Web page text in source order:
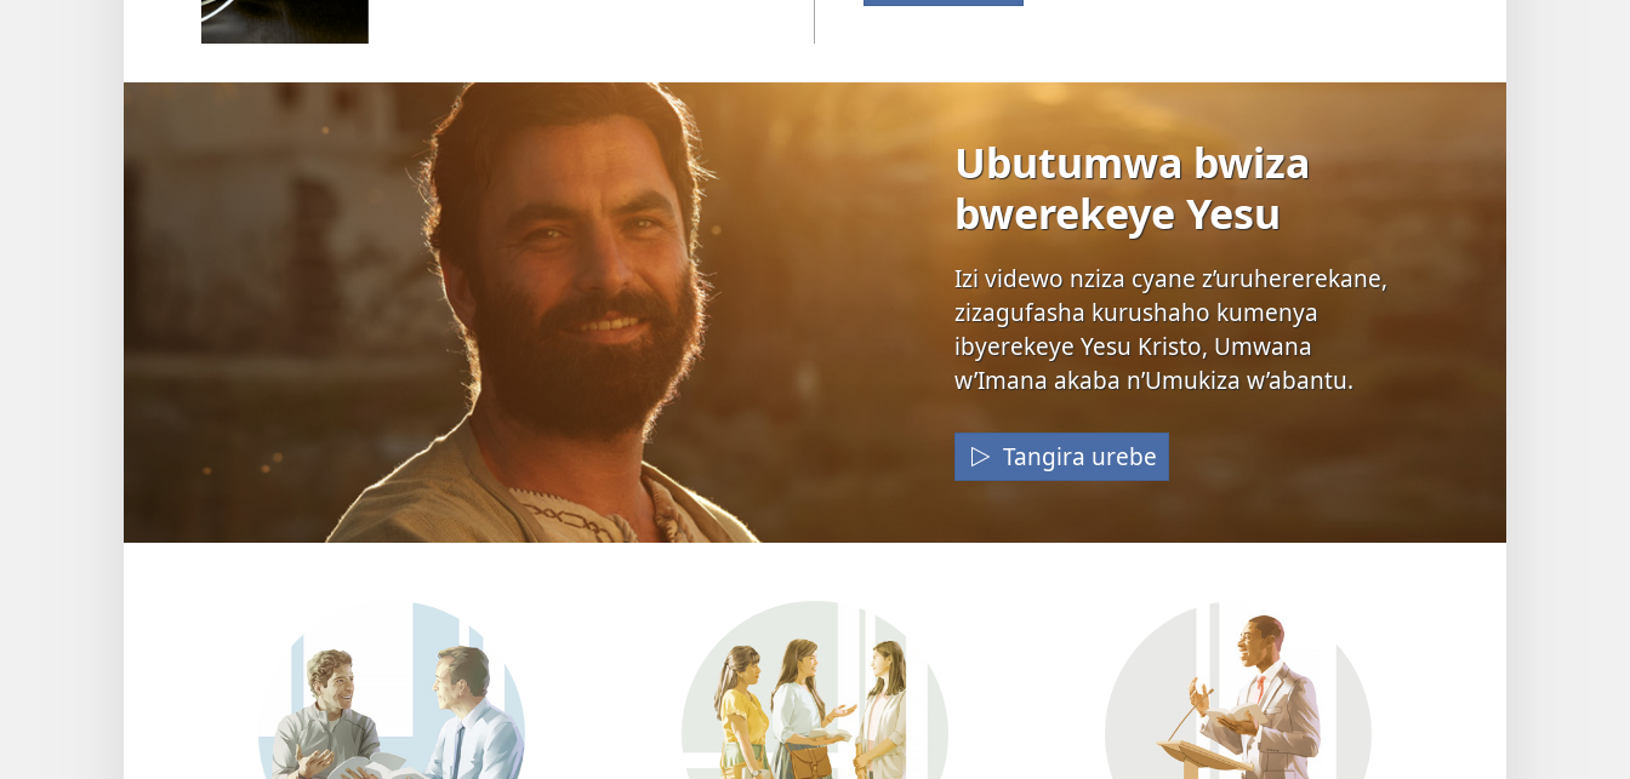
Ubutumwa bwiza
bwerekeye Yesu
Izi videwo nziza cyane z’uruhererekane,
zizagufasha kurushaho kumenya
ibyerekeye Yesu Kristo, Umwana
w’Imana akaba n’Umukiza w’abantu.
Tangira urebe